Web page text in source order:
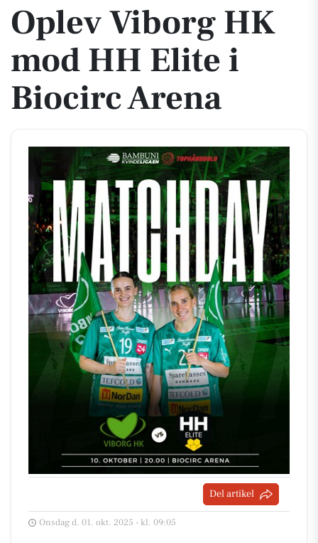
Oplev Viborg HK
mod HH Elite i
Biocirc Arena
Del artikel
Onsdag d. 01. okt. 2025 - kl. 09:05